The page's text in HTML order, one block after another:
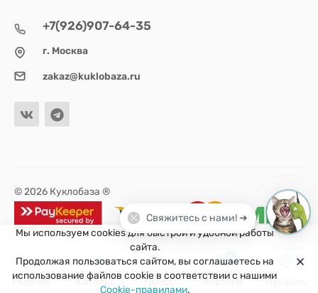
+7(926)907-64-35
г. Москва
zakaz@kuklobaza.ru
© 2026 Куклобаза ®
Мы используем cookies для быстрой и удобной работы
сайта.
Продолжая пользоваться сайтом, вы соглашаетесь на
использование файлов cookie в соответствии с нашими
Cookie-правилами.
Главная Каталог Поиск
0
Корзина Профиль
Свяжитесь с нами! ➜